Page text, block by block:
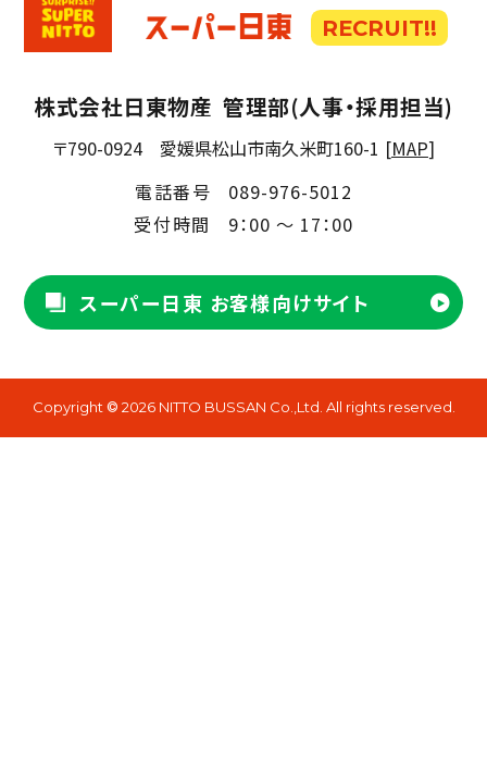
RECRUIT!!
株式会社日東物産 管理部(人事・採用担当)
〒790-0924 愛媛県松山市南久米町160-1 [MAP]
電話番号
089-976-5012
受付時間
9：00 ～ 17：00
スーパー日東 お客様向けサイト
Copyright © 2026 NITTO BUSSAN Co.,Ltd. All rights reserved.